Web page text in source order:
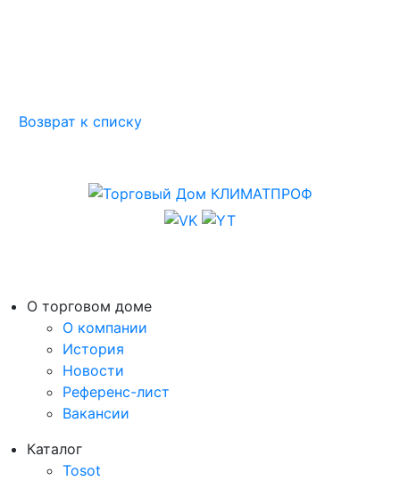
Возврат к списку
О торговом доме
О компании
История
Новости
Референс-лист
Вакансии
Каталог
Tosot